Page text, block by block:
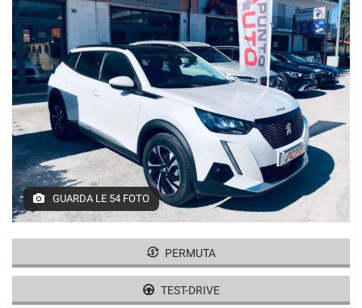
GUARDA LE 54 FOTO
PERMUTA
TEST-DRIVE